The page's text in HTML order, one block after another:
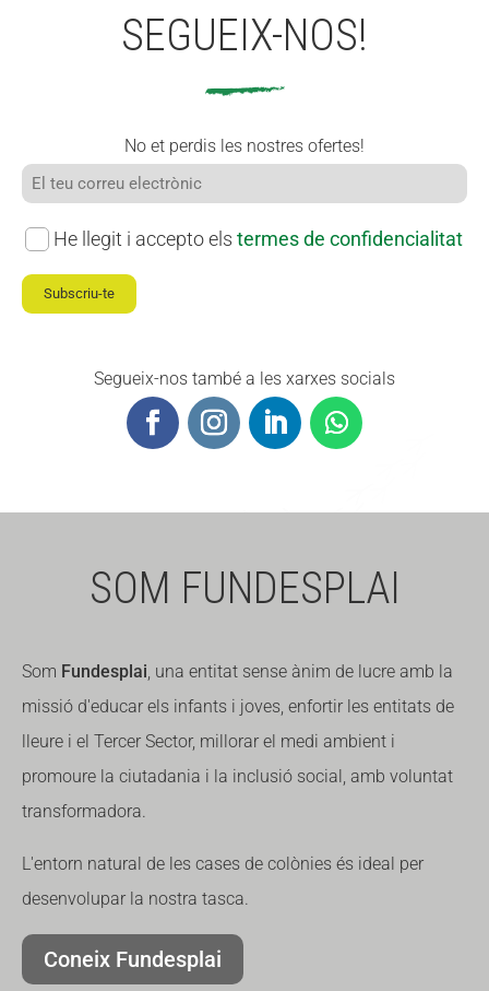
SEGUEIX-NOS!
No et perdis les nostres ofertes!
He llegit i accepto els termes de confidencialitat
Subscriu-te
Segueix-nos també a les xarxes socials
SOM FUNDESPLAI
Som Fundesplai , una entitat sense ànim de lucre amb la
missió d'educar els infants i joves, enfortir les entitats de
lleure i el Tercer Sector, millorar el medi ambient i
promoure la ciutadania i la inclusió social, amb voluntat
transformadora.
L'entorn natural de les cases de colònies és ideal per
desenvolupar la nostra tasca.
Coneix Fundesplai